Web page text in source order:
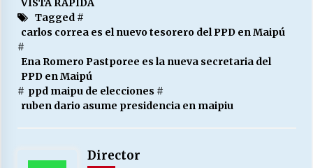
VISTA RAPIDA
Tagged #
carlos correa es el nuevo tesorero del PPD en Maipú
#
Ena Romero Pastporee es la nueva secretaria del
PPD en Maipú
# ppd maipu de elecciones #
ruben dario asume presidencia en maipiu
Director